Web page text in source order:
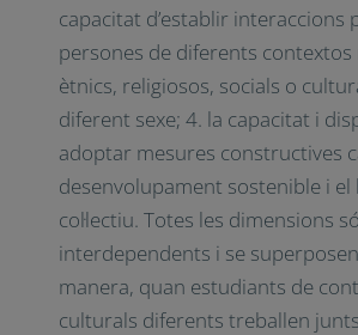
capacitat d’establir interaccions
persones de diferents contextos
ètnics, religiosos, socials o
diferent sexe; 4. la capacitat i
adoptar mesures constructives
desenvolupament sostenible i el
col·lectiu. Totes les dimensions
interdependents i se
manera, quan estudiants de
culturals diferents treballen